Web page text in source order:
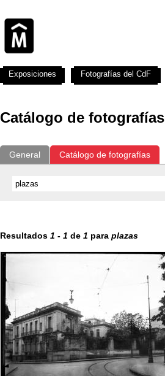
Catálogo de fotografías
General Catálogo de fotografías
Resultados 1 - 1 de 1 para plazas
Exposiciones Fotografías del CdF